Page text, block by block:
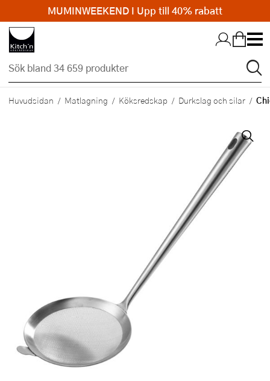
Hopp till huvudinnehållet
Huvudsidan Matlagning Köksredskap Durkslag och silar
MUMINWEEKEND I Upp till 40% rabatt